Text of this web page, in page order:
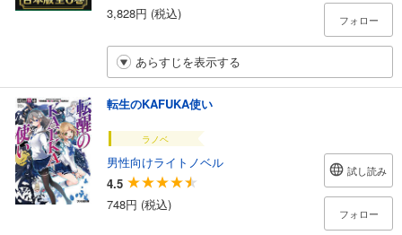
3,828円 (税込)
フォロー
あらすじを表示する
転生のKAFUKA使い
ラノベ
男性向けライトノベル
4.5
748円 (税込)
試し読み
フォロー